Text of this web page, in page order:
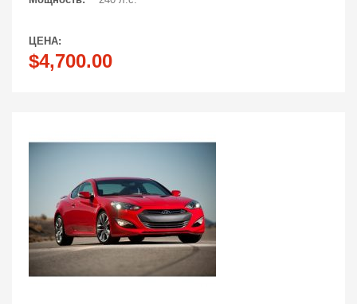
ЦЕНА:
$4,700.00